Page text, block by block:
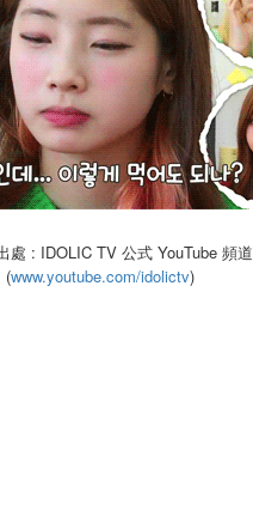
處 : IDOLIC TV 公式 YouTube 頻道
(www.youtube.com/idolictv)